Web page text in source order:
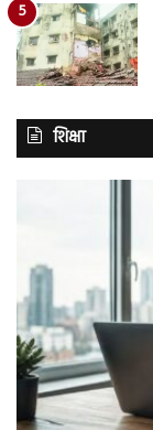
शिक्षा